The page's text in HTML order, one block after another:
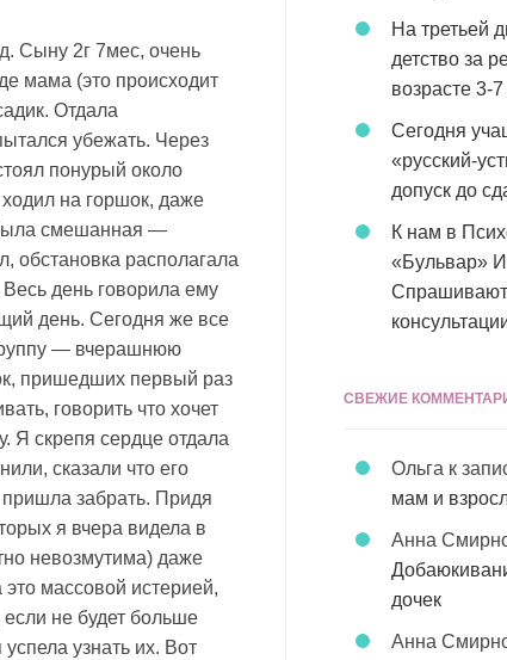
Сыну 2г 7мес, очень
мама (это происходит
Отдала
убежать. Через
понурый около
на горшок, даже
была смешанная —
обстановка располагала
день говорила ему
день. Сегодня же все
— вчерашнюю
пришедших первый раз
говорить что хочет
Я скрепя сердце отдала
сказали что его
пришла забрать. Придя
я вчера видела в
невозмутима) даже
массовой истерией,
если не будет больше
узнать их. Вот
На третьей
детство за
возрасте 3-7
Сегодня
«русский-
допуск до
К нам в
«Бульвар»
Спрашивают
СВЕЖИЕ
Ольга к
мам и
Анна
дочек
Анна